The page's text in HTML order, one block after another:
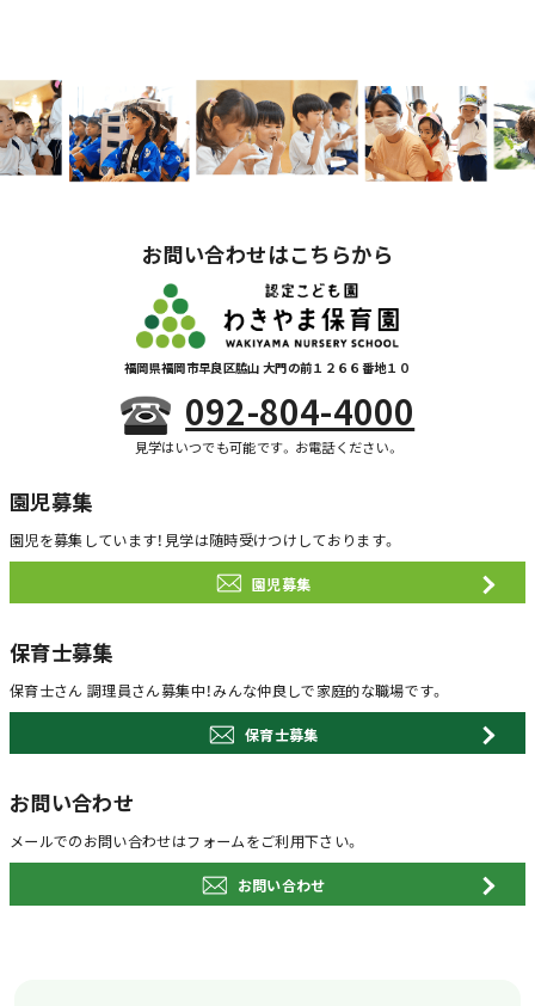
お問い合わせはこちらから
福岡県福岡市早良区脇山 大門の前１２６６番地１０
092-804-4000
見学はいつでも可能です。お電話ください。
園児募集
園児を募集しています！ 見学は随時受けつけしております。
園児募集
保育士募集
保育士さん 調理員さん募集中！みんな仲良しで家庭的な職場です。
保育士募集
お問い合わせ
メールでのお問い合わせはフォームをご利用下さい。
お問い合わせ